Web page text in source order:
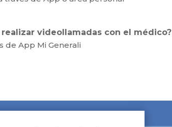
videollamadas con el médico?
de App Mi Generali